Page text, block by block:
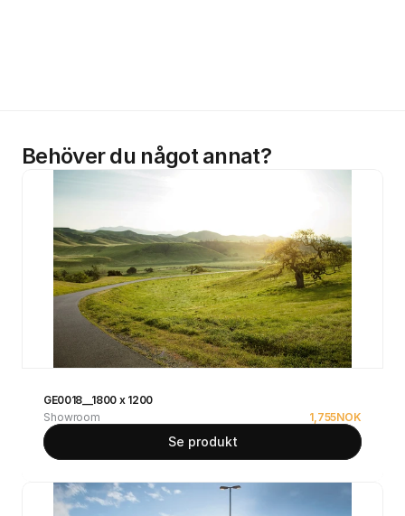
Behöver du något annat?
GE0018__1800 x 1200
Showroom
1,755NOK
Se produkt